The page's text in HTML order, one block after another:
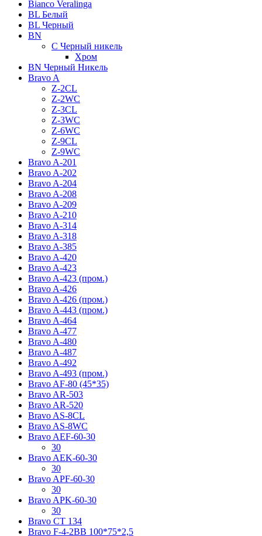
Bianco Veralinga
BL Белый
BL Черный
BN
C Черный никель
Хром
BN Черный Никель
Bravo A
Z-2CL
Z-2WC
Z-3CL
Z-3WC
Z-6WC
Z-9CL
Z-9WC
Bravo A-201
Bravo A-202
Bravo A-204
Bravo A-208
Bravo A-209
Bravo A-210
Bravo A-314
Bravo A-318
Bravo A-385
Bravo A-420
Bravo A-423
Bravo A-423 (пром.)
Bravo A-426
Bravo A-426 (пром.)
Bravo A-443 (пром.)
Bravo A-464
Bravo A-477
Bravo A-480
Bravo A-487
Bravo A-492
Bravo A-493 (пром.)
Bravo AF-80 (45*35)
Bravo AR-503
Bravo AR-520
Bravo AS-8CL
Bravo AS-8WC
Bravo AЕF-60-30
30
Bravo AЕK-60-30
30
Bravo AРF-60-30
30
Bravo AРK-60-30
30
Bravo CT 134
Bravo F-4-2BB 100*75*2,5